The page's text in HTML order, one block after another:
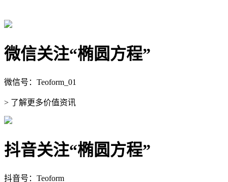
微信关注“椭圆方程”
微信号：Teoform_01
> 了解更多价值资讯
抖音关注“椭圆方程”
抖音号：Teoform